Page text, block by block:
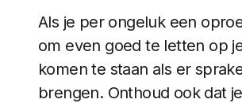
Als je per ongeluk een
om even goed te letten op
komen te staan als er
brengen. Onthoud ook dat